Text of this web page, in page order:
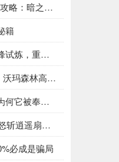
176复古新本“连接通道”攻略：暗之血魔掉落裁决
籍
1.76火龙神殿：传奇巅峰试炼，重温兄弟屠龙热血！
176复古传奇妖士必看：沃玛森林高效刷级与资源全攻略
1.76传奇法师雷电术：为何它被奉为版本最强杀招
牛魔大厅爆装全解析，怒斩逍遥扇等你拿
必成是骗局